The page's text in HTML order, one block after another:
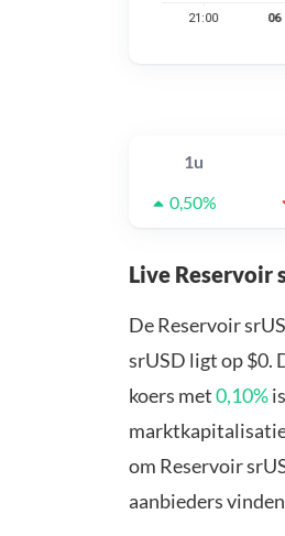
1u
0,50%
Live Reservoir
De Reservoir
srUSD ligt op $0.
koers met0,10%
marktkapitalisatie
om Reservoir
aanbieders